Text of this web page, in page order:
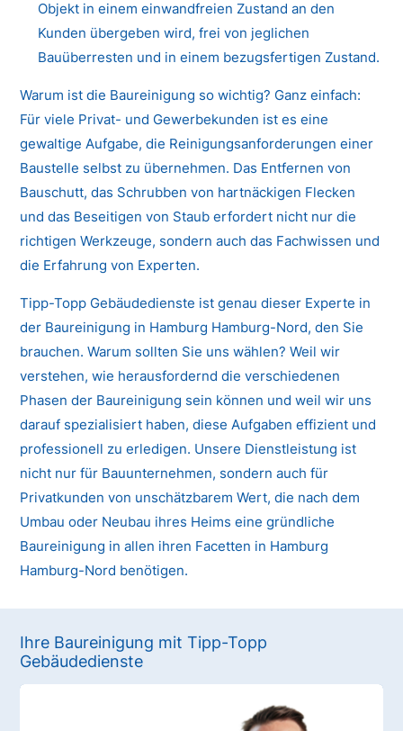
Objekt in einem einwandfreien Zustand an den
Kunden übergeben wird, frei von jeglichen
Bauüberresten und in einem bezugsfertigen Zustand.
Warum ist die Baureinigung so wichtig? Ganz einfach:
Für viele Privat- und Gewerbekunden ist es eine
gewaltige Aufgabe, die Reinigungsanforderungen einer
Baustelle selbst zu übernehmen. Das Entfernen von
Bauschutt, das Schrubben von hartnäckigen Flecken
und das Beseitigen von Staub erfordert nicht nur die
richtigen Werkzeuge, sondern auch das Fachwissen und
die Erfahrung von Experten.
Tipp-Topp Gebäudedienste ist genau dieser Experte in
der Baureinigung in Hamburg Hamburg-Nord, den Sie
brauchen. Warum sollten Sie uns wählen? Weil wir
verstehen, wie herausfordernd die verschiedenen
Phasen der Baureinigung sein können und weil wir uns
darauf spezialisiert haben, diese Aufgaben effizient und
professionell zu erledigen. Unsere Dienstleistung ist
nicht nur für Bauunternehmen, sondern auch für
Privatkunden von unschätzbarem Wert, die nach dem
Umbau oder Neubau ihres Heims eine gründliche
Baureinigung in allen ihren Facetten in Hamburg
Hamburg-Nord benötigen.
Ihre Baureinigung mit Tipp-Topp
Gebäudedienste